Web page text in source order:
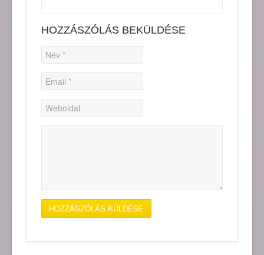
HOZZÁSZÓLÁS BEKÜLDÉSE